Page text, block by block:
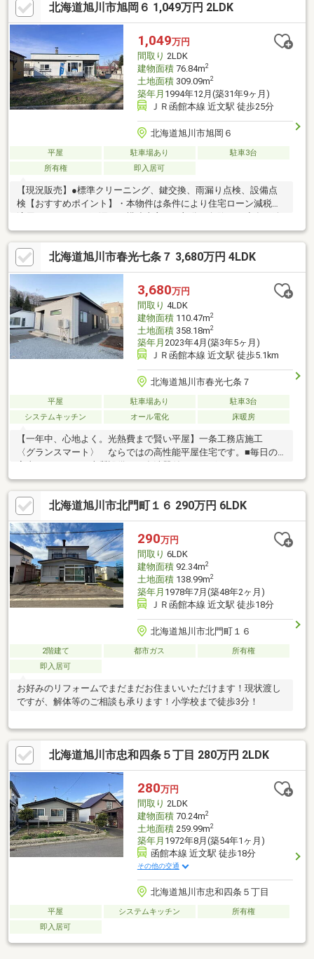
北海道旭川市旭岡６ 1,049万円 2LDK
1,049万円
間取り 2LDK
建物面積76.84m2
土地面積309.09m2
築年月 1994年12月(築31年9ヶ月)
ＪＲ函館本線 近文駅 徒歩25分
北海道旭川市旭岡６
平屋 駐車場あり
駐車3台
所有権
即入居可
【現況販売】●標準クリーニング、鍵交換、雨漏り点検、設備点
検【おすすめポイント】・本物件は条件により住宅ローン減税が
適用されます。・雨漏り、構造上主要な部分の欠陥や・腐食、給
排水管の故障や漏水についてお引渡しより２年間保証【周辺施
設】・旭川市立近文小学校1800ｍ（徒歩23分）・旭川市立北門中
学校2200ｍ（徒歩28分/自転車9分）・イオン旭川西店店様1000ｍ
（徒歩13分/車2
北海道旭川市春光七条７ 3,680万円 4LDK
3,680万円
間取り 4LDK
建物面積110.47m2
土地面積358.18m2
築年月 2023年4月(築3年5ヶ月)
ＪＲ函館本線 近文駅 徒歩5.1km
北海道旭川市春光七条７
平屋 駐車場あり
駐車3台
システムキッチン
オール電化 床暖房
【一年中、心地よく。光熱費まで賢い平屋】一条工務店施工
〈グランスマート〉 ならではの高性能平屋住宅です。■毎日の
ン、ゆとりの1.25坪浴室で、日々の時間にゆとりが生まれます。■
外構まで完成した“すぐ住める”住まい＞ カーポート・外物置付
きで収納力も十分。外構工事も完了しており、入居後すぐに快適
な生活を始められます。美装済み。すぐに引渡し可能です。
北海道旭川市北門町１６ 290万円 6LDK
290万円
間取り 6LDK
建物面積92.34m2
土地面積138.99m2
築年月 1978年7月(築48年2ヶ月)
ＪＲ函館本線 近文駅 徒歩18分
北海道旭川市北門町１６
2階建て 都市ガス
所有権
即入居可
お好みのリフォームでまだまだお住まいいただけます！現状渡し
ですが、解体等のご相談も承ります！小学校まで徒歩3分！
北海道旭川市忠和四条５丁目 280万円 2LDK
280万円
間取り 2LDK
建物面積70.24m2
土地面積259.99m2
築年月 1972年8月(築54年1ヶ月)
函館本線 近文駅 徒歩18分
その他の交通
北海道旭川市忠和四条５丁目
平屋 システムキッチン
所有権
即入居可